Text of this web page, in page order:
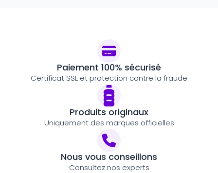
Paiement 100% sécurisé
Certificat SSL et protection contre la fraude
Produits originaux
Uniquement des marques officielles
Nous vous conseillons
Consultez nos experts